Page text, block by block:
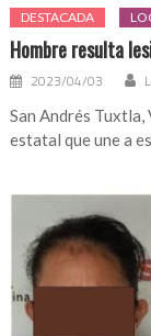
DESTACADA
Hombre resulta
2023/04/03
San Andrés
estatal que une a